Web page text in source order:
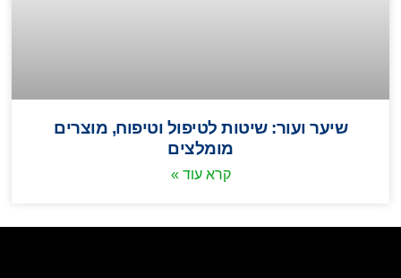
שיער ועור: שיטות לטיפול וטיפוח, מוצרים
מומלצים
קרא עוד »